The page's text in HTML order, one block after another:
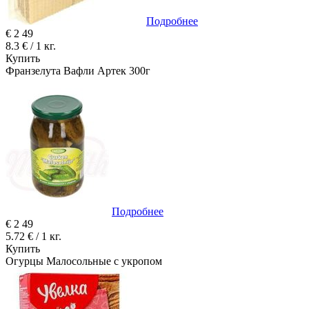
Подробнее
€ 2 49
8.3 € / 1 кг.
Купить
Франзелута Вафли Артек 300г
Подробнее
€ 2 49
5.72 € / 1 кг.
Купить
Огурцы Mалосольные с укропoм